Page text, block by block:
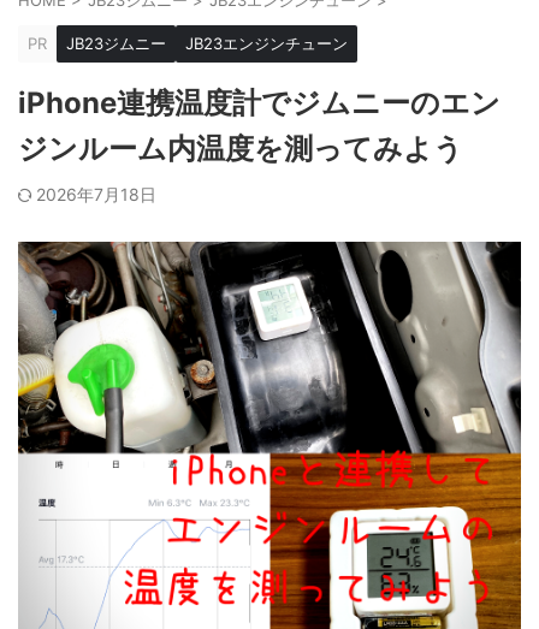
PR JB23ジムニー JB23エンジンチューン
iPhone連携温度計でジムニーのエン
ジンルーム内温度を測ってみよう
2026年7月18日